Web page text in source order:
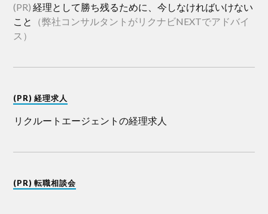
(PR)経理として勝ち残るために、今しなければいけない
こと
（弊社コンサルタントがリクナビNEXTでアドバイ
ス）
(PR) 経理求人
リクルートエージェントの経理求人
(PR) 転職相談会